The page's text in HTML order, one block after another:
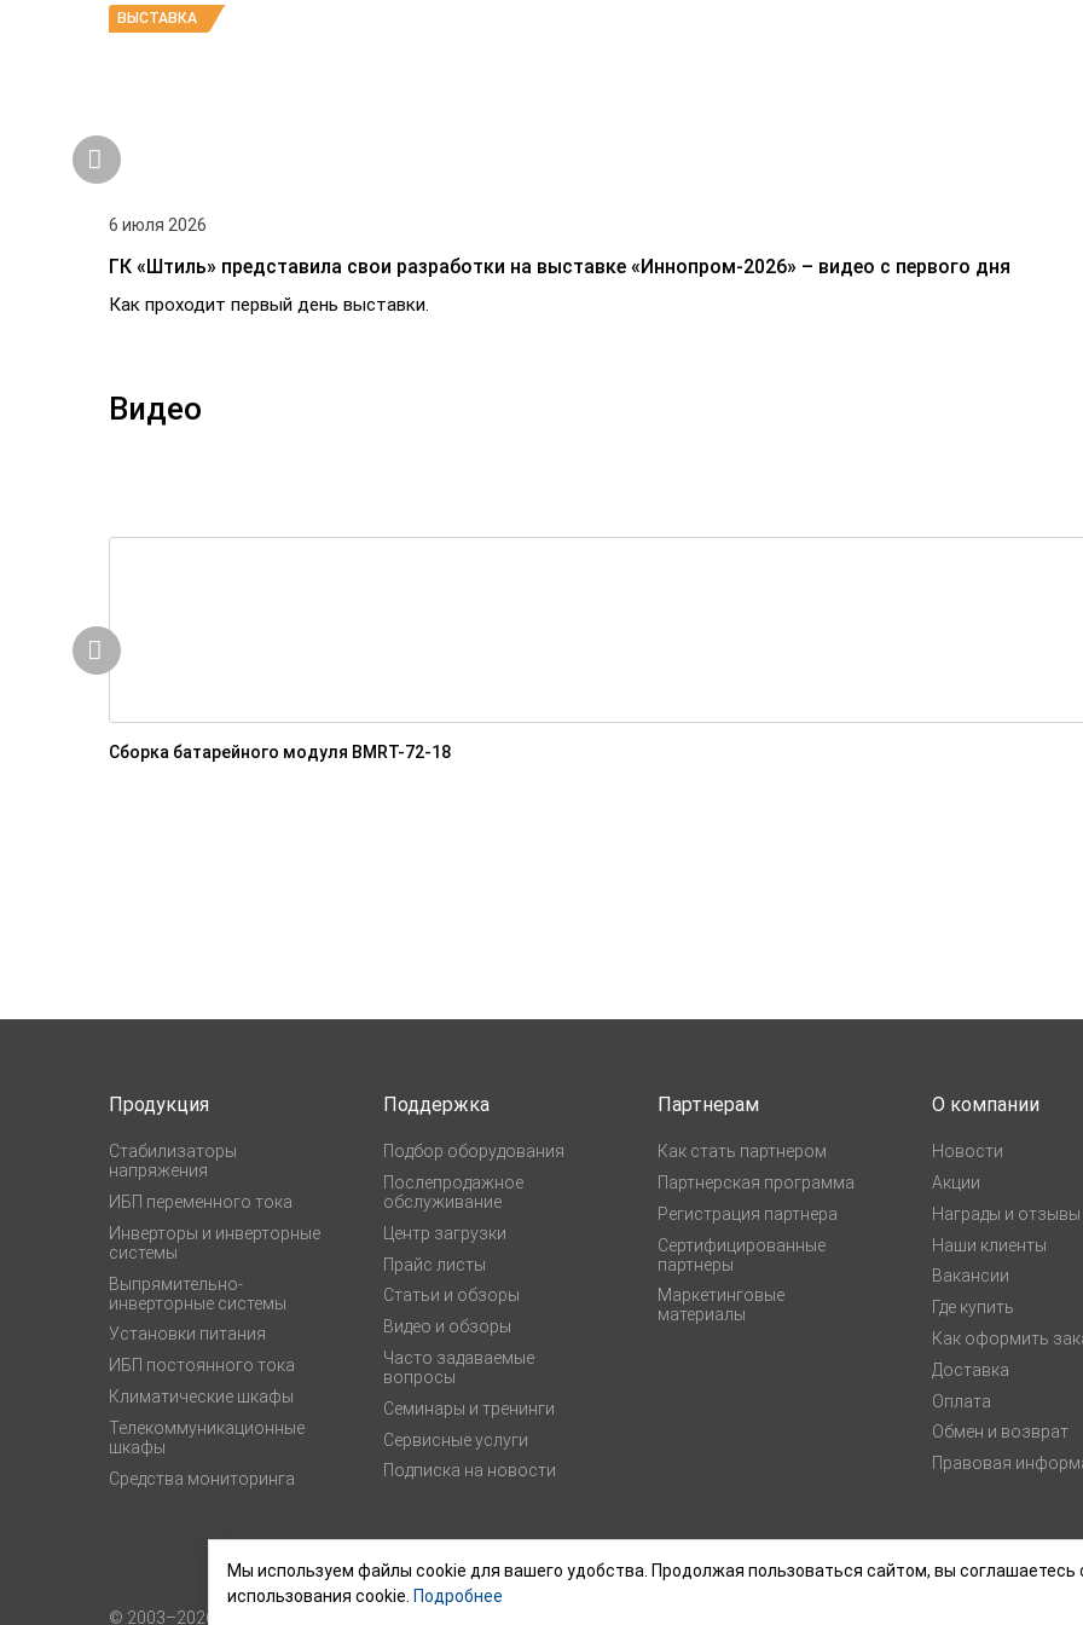
ВЫСТАВКА
6 июля 2026
ГК «Штиль» представила свои разработки на выставке «Иннопром-2026» – видео с первого дня
Как проходит первый день выставки.
Видео
Сборка батарейного модуля BMRT-72-18
Продукция
Стабилизаторы
напряжения
ИБП переменного тока
Инверторы и инверторные
системы
Выпрямительно-
инверторные системы
Установки питания
ИБП постоянного тока
Климатические шкафы
Телекоммуникационные
шкафы
Средства мониторинга
Поддержка
Подбор оборудования
Послепродажное
обслуживание
Центр загрузки
Прайс листы
Статьи и обзоры
Видео и обзоры
Часто задаваемые
вопросы
Семинары и тренинги
Сервисные услуги
Подписка на новости
Партнерам
Как стать партнером
Партнерская программа
Регистрация партнера
Сертифицированные
партнеры
Маркетинговые
материалы
О компании
Новости
Акции
Награды и отзывы
Наши клиенты
Вакансии
Где купить
Как оформить
Доставка
Оплата
Обмен и возврат
Правовая
© 2003–2026,
Мы используем файлы cookie для вашего удобства. Продолжая пользоваться сайтом, вы соглашаетесь
использования cookie. Подробнее